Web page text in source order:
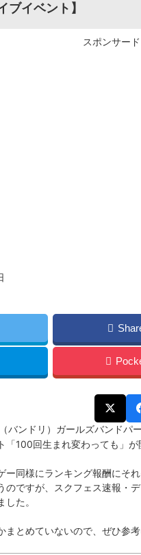
ブイベント】
スポンサー
バンドリ）ガールズバンドパ
「100回生まれ変わっても」 が
ー同様にランキング報酬にそ
のですが、スクフェス速報・
た。
とめていないので、ぜひ参考